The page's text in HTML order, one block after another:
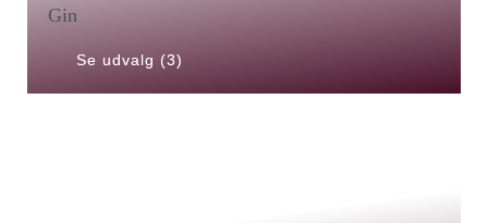
Gin
Se udvalg (3)